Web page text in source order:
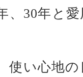
、30年と
使い心地